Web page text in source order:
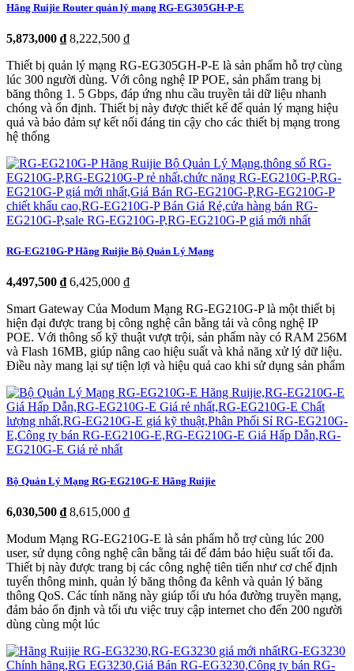
Hãng Ruijie Router quản lý mạng RG-EG305GH-P-E
5,873,000 ₫ 8,222,500 ₫
Thiết bị quản lý mạng RG-EG305GH-P-E là sản phẩm hỗ trợ cùng
lúc 300 người dùng. Với công nghệ IP POE, sản phẩm trang bị
băng thông 1. 5 Gbps, đáp ứng nhu cầu truyền tải dữ liệu nhanh
chóng và ổn định. Thiết bị này được thiết kế để quản lý mạng hiệu
quả và bảo đảm sự kết nối đáng tin cậy cho các thiết bị mạng trong
hệ thống
RG-EG210G-P Hãng Ruijie Bộ Quản Lý Mạng
4,497,500 ₫ 6,425,000 ₫
Smart Gateway Của Modum Mạng RG-EG210G-P là một thiết bị
hiện đại được trang bị công nghệ cân bằng tải và công nghệ IP
POE. Với thông số kỹ thuật vượt trội, sản phẩm này có RAM 256M
và Flash 16MB, giúp nâng cao hiệu suất và khả năng xử lý dữ liệu.
Điều này mang lại sự tiện lợi và hiệu quả cao khi sử dụng sản phẩm
Bộ Quản Lý Mạng RG-EG210G-E Hãng Ruijie
6,030,500 ₫ 8,615,000 ₫
Modum Mạng RG-EG210G-E là sản phẩm hỗ trợ cùng lúc 200
user, sử dụng công nghệ cân bằng tải để đảm bảo hiệu suất tối đa.
Thiết bị này được trang bị các công nghệ tiên tiến như cơ chế định
tuyến thông minh, quản lý băng thông đa kênh và quản lý băng
thông QoS. Các tính năng này giúp tối ưu hóa đường truyền mạng,
đảm bảo ổn định và tối ưu việc truy cập internet cho đến 200 người
dùng cùng một lúc